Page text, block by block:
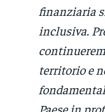
finanziaria
inclusiva.
territorio e
Paese in